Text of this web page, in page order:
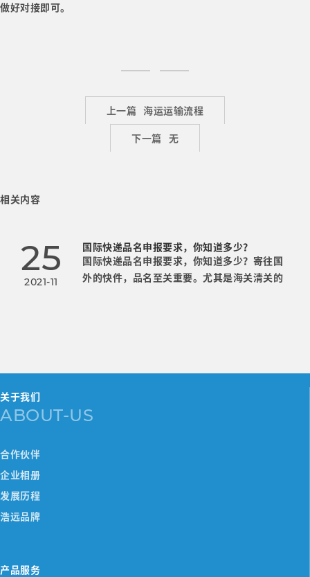
做好对接即可。
上一篇 海运运输流程
下一篇 无
相关内容
25
2021-11
国际快递品名申报要求，你知道多少？
国际快递品名申报要求，你知道多少？寄往国
外的快件，品名至关重要。尤其是海关清关的
关于我们
ABOUT-US
合作伙伴
企业相册
发展历程
浩远品牌
产品服务